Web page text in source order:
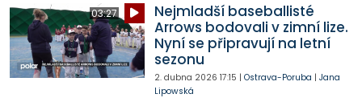
03:27
Nejmladší baseballisté
Arrows bodovali v zimní lize.
Nyní se připravují na letní
sezonu
2. dubna 2026 17:15 | Ostrava-Poruba | Jana
Lipowská